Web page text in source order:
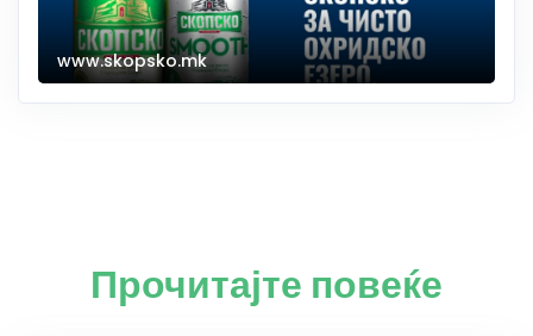
www.skopsko.mk
Прочитајте повеќе